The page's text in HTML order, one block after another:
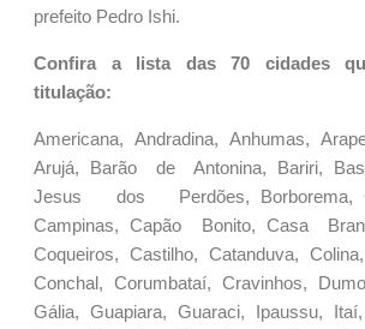
prefeito Pedro Ishi.
Confira a lista das 70 cidades
titulação:
Americana, Andradina, Anhumas,
Arujá, Barão de Antonina, Bariri,
Jesus dos Perdões, Borborema,
Campinas, Capão Bonito, Casa
Coqueiros, Castilho, Catanduva,
Conchal, Corumbataí, Cravinhos,
Gália, Guapiara, Guaraci, Ipaussu,